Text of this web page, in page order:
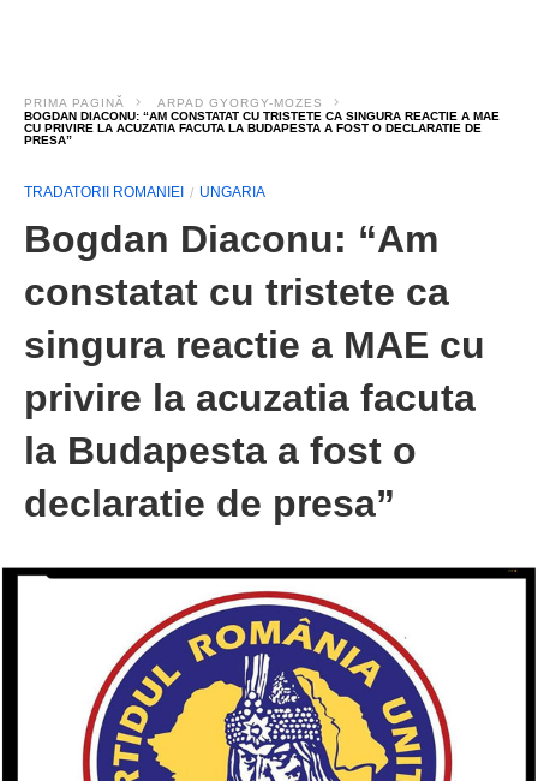
PRIMA PAGINĂ
ARPAD GYORGY-MOZES
BOGDAN DIACONU: “AM CONSTATAT CU TRISTETE CA SINGURA REACTIE A MAE
CU PRIVIRE LA ACUZATIA FACUTA LA BUDAPESTA A FOST O DECLARATIE DE
PRESA”
TRADATORII ROMANIEI UNGARIA
Bogdan Diaconu: “Am
constatat cu tristete ca
singura reactie a MAE cu
privire la acuzatia facuta
la Budapesta a fost o
declaratie de presa”